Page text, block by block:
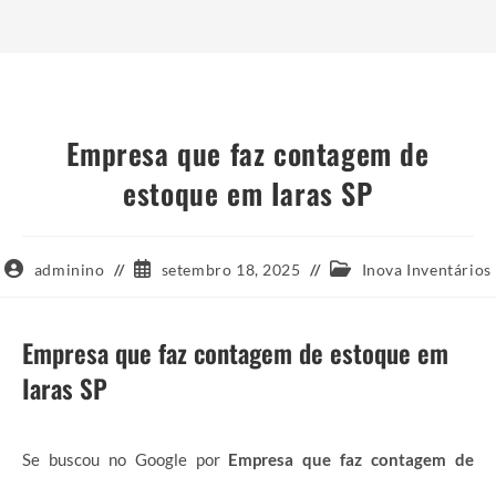
Empresa que faz contagem de
estoque em Iaras SP
Autoradminino
Postsetembro 18, 2025
Categoria
Inova Inventários
Empresa que faz contagem de estoque em
Iaras SP
Se buscou no Google por Empresa que faz contagem de